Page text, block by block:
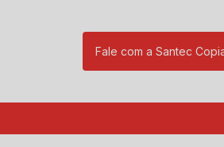
Fale com a Santec